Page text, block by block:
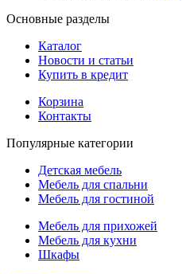
Основные разделы
Каталог
Новости и статьи
Купить в кредит
Корзина
Контакты
Популярные категории
Детская мебель
Мебель для спальни
Мебель для гостиной
Мебель для прихожей
Мебель для кухни
Шкафы